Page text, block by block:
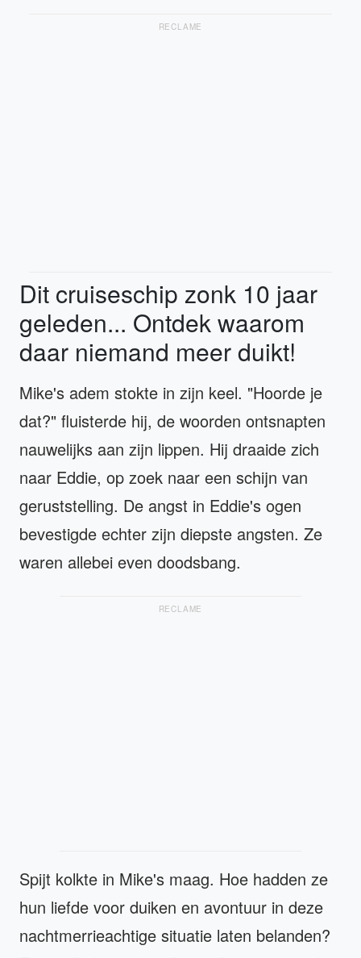
RECLAME
Dit cruiseschip zonk 10 jaar
geleden... Ontdek waarom
daar niemand meer duikt!
Mike's adem stokte in zijn keel. "Hoorde je
dat?" fluisterde hij, de woorden ontsnapten
nauwelijks aan zijn lippen. Hij draaide zich
naar Eddie, op zoek naar een schijn van
geruststelling. De angst in Eddie's ogen
bevestigde echter zijn diepste angsten. Ze
waren allebei even doodsbang.
RECLAME
Spijt kolkte in Mike's maag. Hoe hadden ze
hun liefde voor duiken en avontuur in deze
nachtmerrieachtige situatie laten belanden?